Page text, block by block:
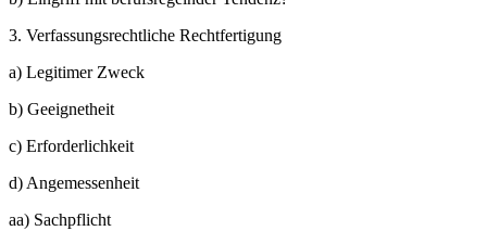
3. Verfassungsrechtliche Rechtfertigung
a) Legitimer Zweck
b) Geeignetheit
c) Erforderlichkeit
d) Angemessenheit
aa) Sachpflicht